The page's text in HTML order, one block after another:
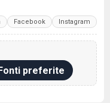
Facebook Instagram
preferite